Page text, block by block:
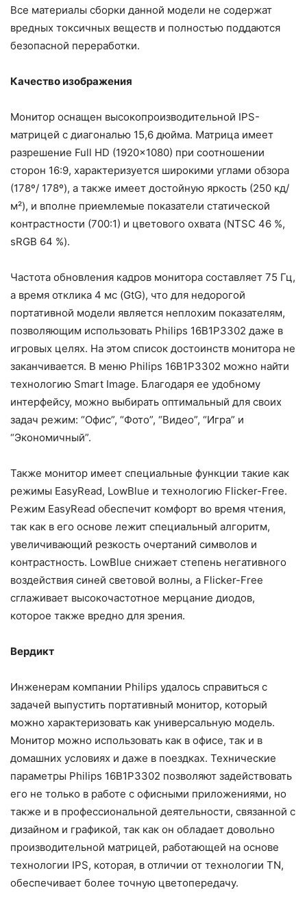
Все материалы сборки данной модели не содержат
вредных токсичных веществ и полностью поддаются
безопасной переработки.
Качество изображения
Монитор оснащен высокопроизводительной IPS-
матрицей с диагональю 15,6 дюйма. Матрица имеет
разрешение Full HD (1920×1080) при соотношении
сторон 16:9, характеризуется широкими углами обзора
(178º/ 178º), а также имеет достойную яркость (250 кд/
м²), и вполне приемлемые показатели статической
контрастности (700:1) и цветового охвата (NTSC 46 %,
sRGB 64 %).
Частота обновления кадров монитора составляет 75 Гц,
а время отклика 4 мс (GtG), что для недорогой
портативной модели является неплохим показателям,
позволяющим использовать Philips 16B1P3302 даже в
игровых целях. На этом список достоинств монитора не
заканчивается. В меню Philips 16B1P3302 можно найти
технологию Smart Image. Благодаря ее удобному
интерфейсу, можно выбирать оптимальный для своих
задач режим: “Офис”, “Фото”, “Видео”, “Игра” и
“Экономичный”.
Также монитор имеет специальные функции такие как
режимы EasyRead, LowBlue и технологию Flicker-Free.
Режим EasyRead обеспечит комфорт во время чтения,
так как в его основе лежит специальный алгоритм,
увеличивающий резкость очертаний символов и
контрастность. LowBlue снижает степень негативного
воздействия синей световой волны, a Flicker-Free
сглаживает высокочастотное мерцание диодов,
которое также вредно для зрения.
Вердикт
Инженерам компании Philips удалось справиться с
задачей выпустить портативный монитор, который
можно характеризовать как универсальную модель.
Монитор можно использовать как в офисе, так и в
домашних условиях и даже в поездках. Технические
параметры Philips 16B1P3302 позволяют задействовать
его не только в работе с офисными приложениями, но
также и в профессиональной деятельности, связанной с
дизайном и графикой, так как он обладает довольно
производительной матрицей, работающей на основе
технологии IPS, которая, в отличии от технологии TN,
обеспечивает более точную цветопередачу.